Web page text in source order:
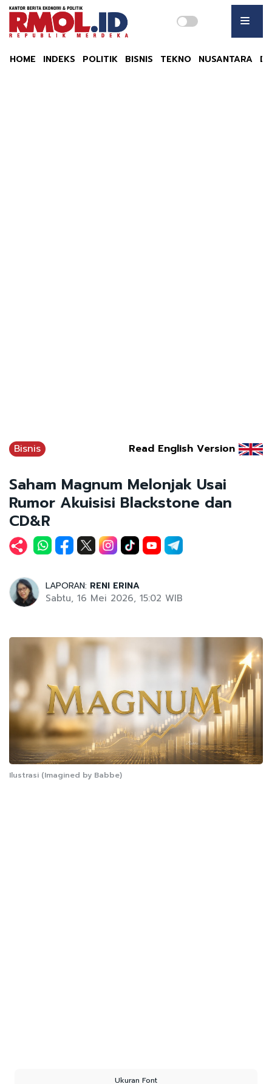
HOME INDEKS POLITIK BISNIS TEKNO NUSANTARA
Bisnis Read English Version
Saham Magnum Melonjak Usai
Rumor Akuisisi Blackstone dan
CD&R
LAPORAN: RENI ERINA
Sabtu, 16 Mei 2026, 15:02 WIB
Ilustrasi (Imagined by Babbe)
Ukuran Font